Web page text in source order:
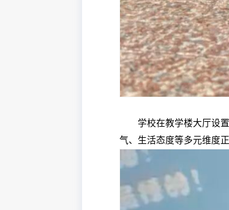
学校在教学楼大厅设置
气、生活态度等多元维度